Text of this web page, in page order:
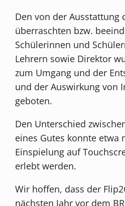
Den von der Ausstattung
überraschten bzw.
Schülerinnen und
Lehrern sowie Direktor
zum Umgang und der
und der Auswirkung von
geboten.
Den Unterschied
eines Gutes konnte etwa
Einspielung auf
erlebt werden.
Wir hoffen, dass der
nächsten Jahr vor dem